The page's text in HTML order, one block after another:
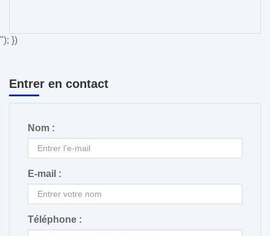
"); })
Entrer en contact
Nom :
E-mail :
Téléphone :